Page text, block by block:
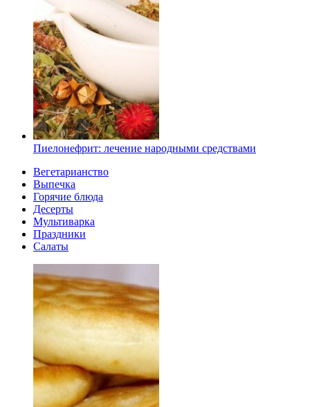
Пиелонефрит: лечение народными средствами
Вегетарианство
Выпечка
Горячие блюда
Десерты
Мультиварка
Праздники
Салаты